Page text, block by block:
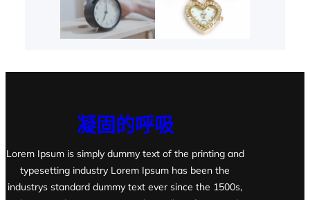
凝固的呼吸
Lorem Ipsum is simply dummy text of the printing and
typesetting industry Lorem Ipsum has been the
industrys standard dummy text ever since the 1500s,